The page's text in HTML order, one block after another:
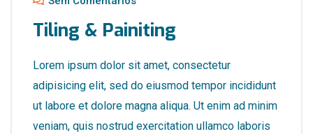
Tiling & Painiting
Lorem ipsum dolor sit amet, consectetur
adipisicing elit, sed do eiusmod tempor incididunt
ut labore et dolore magna aliqua. Ut enim ad minim
veniam, quis nostrud exercitation ullamco laboris